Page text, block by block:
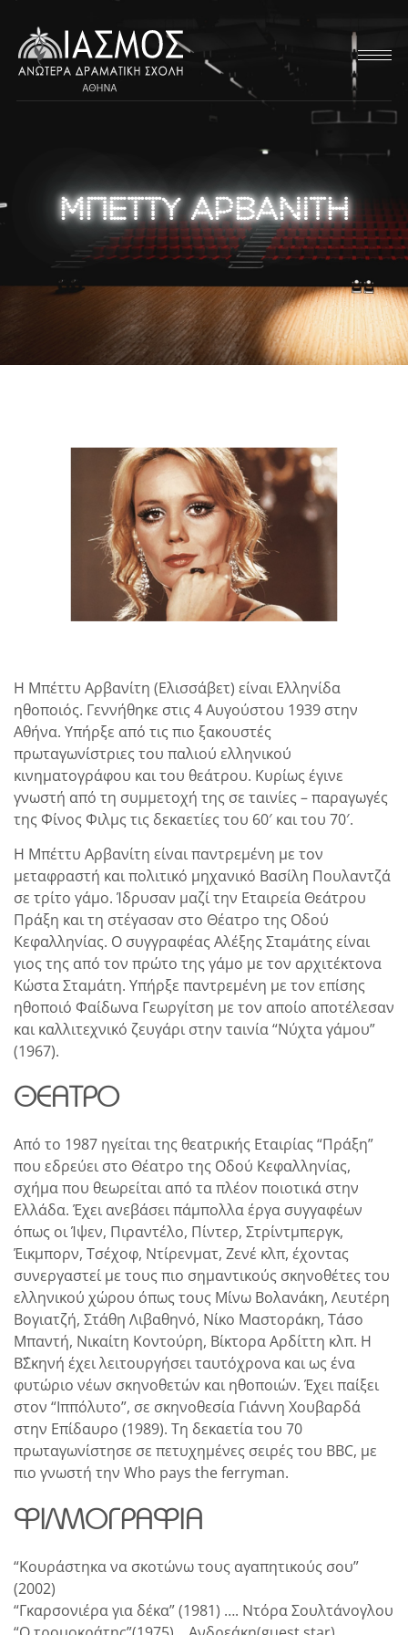
ΜΠΕΤTΥ ΑΡΒΑΝΙΤΗ
Η Μπέττυ Αρβανίτη (Ελισσάβετ) είναι Ελληνίδα
ηθοποιός. Γεννήθηκε στις 4 Αυγούστου 1939 στην
Αθήνα. Υπήρξε από τις πιο ξακουστές
πρωταγωνίστριες του παλιού ελληνικού
κινηματογράφου και του θεάτρου. Κυρίως έγινε
γνωστή από τη συμμετοχή της σε ταινίες – παραγωγές
της Φίνος Φιλμς τις δεκαετίες του 60′ και του 70′.
Η Μπέττυ Αρβανίτη είναι παντρεμένη με τον
μεταφραστή και πολιτικό μηχανικό Βασίλη Πουλαντζά
σε τρίτο γάμο. Ίδρυσαν μαζί την Εταιρεία Θεάτρου
Πράξη και τη στέγασαν στο Θέατρο της Οδού
Κεφαλληνίας. Ο συγγραφέας Αλέξης Σταμάτης είναι
γιος της από τον πρώτο της γάμο με τον αρχιτέκτονα
Κώστα Σταμάτη. Υπήρξε παντρεμένη με τον επίσης
ηθοποιό Φαίδωνα Γεωργίτση με τον αποίο αποτέλεσαν
και καλλιτεχνικό ζευγάρι στην ταινία “Νύχτα γάμου”
(1967).
ΘΈΑΤΡΟ
Από το 1987 ηγείται της θεατρικής Εταιρίας “Πράξη”
που εδρεύει στο Θέατρο της Οδού Κεφαλληνίας,
σχήμα που θεωρείται από τα πλέον ποιοτικά στην
Ελλάδα. Έχει ανεβάσει πάμπολλα έργα συγγαφέων
όπως οι Ίψεν, Πιραντέλο, Πίντερ, Στρίντμπεργκ,
Έικμπορν, Τσέχοφ, Ντίρενματ, Ζενέ κλπ, έχοντας
συνεργαστεί με τους πιο σημαντικούς σκηνοθέτες του
ελληνικού χώρου όπως τους Μίνω Βολανάκη, Λευτέρη
Βογιατζή, Στάθη Λιβαθηνό, Νίκο Μαστοράκη, Τάσο
Μπαντή, Νικαίτη Κοντούρη, Βίκτορα Αρδίττη κλπ. Η
Β΄Σκηνή έχει λειτουργήσει ταυτόχρονα και ως ένα
φυτώριο νέων σκηνοθετών και ηθοποιών. Έχει παίξει
στον “Ιππόλυτο”, σε σκηνοθεσία Γιάννη Χουβαρδά
στην Επίδαυρο (1989). Τη δεκαετία του 70
πρωταγωνίστησε σε πετυχημένες σειρές του BBC, με
πιο γνωστή την Who pays the ferryman.
ΦΙΛΜΟΓΡΑΦΊΑ
“Κουράστηκα να σκοτώνω τους αγαπητικούς σου”
(2002)
“Γκαρσονιέρα για δέκα” (1981) …. Ντόρα Σουλτάνογλου